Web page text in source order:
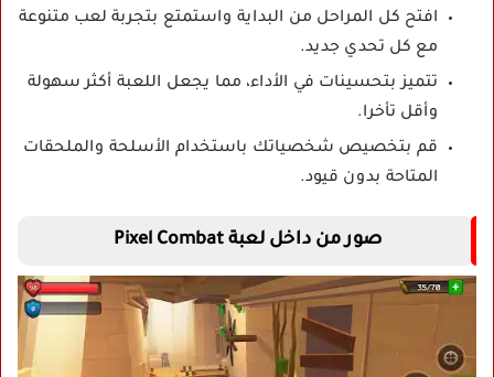
افتح كل المراحل من البداية واستمتع بتجربة لعب متنوعة
مع كل تحدي جديد.
تتميز بتحسينات في الأداء، مما يجعل اللعبة أكثر سهولة
وأقل تأخرا.
قم بتخصيص شخصياتك باستخدام الأسلحة والملحقات
المتاحة بدون قيود.
صور من داخل لعبة Pixel Combat